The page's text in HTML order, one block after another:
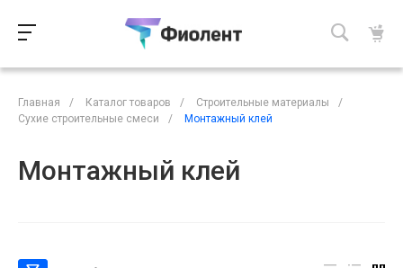
Главная / Каталог товаров / Строительные материалы
/
Сухие строительные смеси
/ Монтажный клей
Монтажный клей